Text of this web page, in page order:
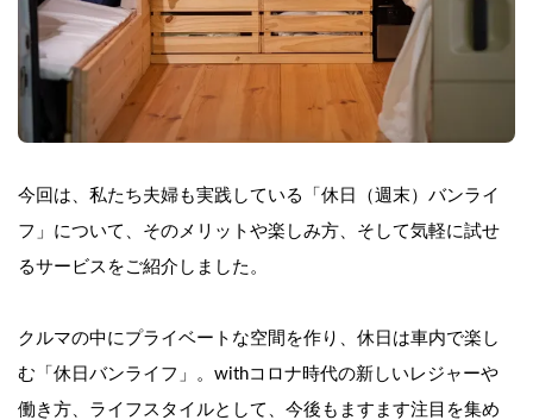
今回は、私たち夫婦も実践している「休日（週末）バンライ
フ」について、そのメリットや楽しみ方、そして気軽に試せ
るサービスをご紹介しました。
クルマの中にプライベートな空間を作り、休日は車内で楽し
む「休日バンライフ」。withコロナ時代の新しいレジャーや
働き方、ライフスタイルとして、今後もますます注目を集め